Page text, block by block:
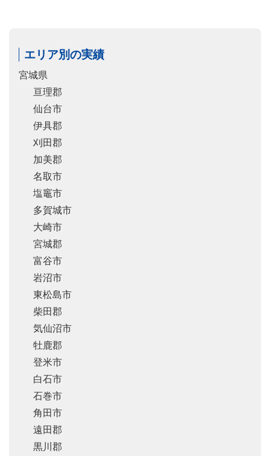
エリア別の実績
宮城県
亘理郡
仙台市
伊具郡
刈田郡
加美郡
名取市
塩竈市
多賀城市
大崎市
宮城郡
富谷市
岩沼市
東松島市
柴田郡
気仙沼市
牡鹿郡
登米市
白石市
石巻市
角田市
遠田郡
黒川郡